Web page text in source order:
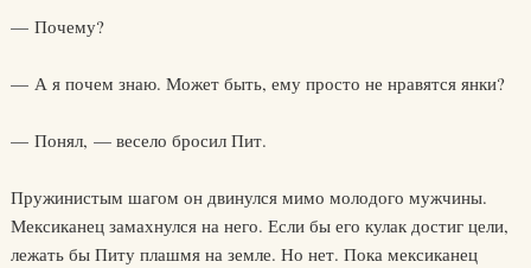
— Почему?
— А я почем знаю. Может быть, ему просто не нравятся янки?
— Понял, — весело бросил Пит.
Пружинистым шагом он двинулся мимо молодого мужчины.
Мексиканец замахнулся на него. Если бы его кулак достиг цели,
лежать бы Питу плашмя на земле. Но нет. Пока мексиканец